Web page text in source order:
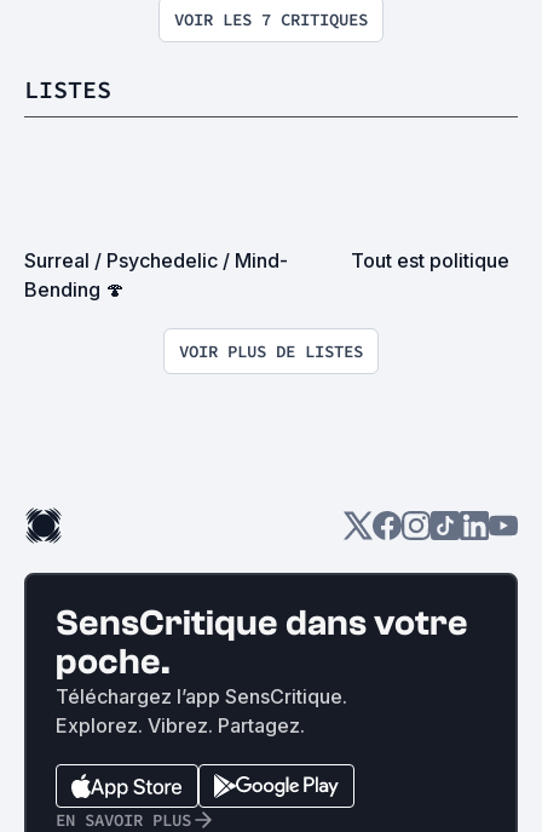
VOIR LES 7 CRITIQUES
LISTES
Surreal / Psychedelic / Mind-
Bending 🍄
Tout est politique
VOIR PLUS DE LISTES
SensCritique dans votre
poche.
Téléchargez l’app SensCritique.
Explorez. Vibrez. Partagez.
EN SAVOIR PLUS